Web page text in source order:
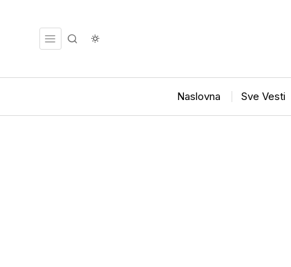
Naslovna Sve Vesti